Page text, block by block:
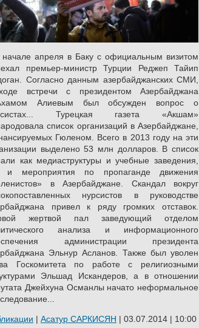
начале апреля в Баку с официальным визитом
премьер-министр Турции Реджеп Тайип
Согласно данным азербайджанских СМИ,
встречи с президентом Азербайджана
Алиевым был обсужден вопрос о
Турецкая газета «Акшам»
список организаций в Азербайджане,
Гюленом. Всего в 2013 году на эти
выделено 53 млн долларов. В список
как медиаструктуры и учебные заведения,
и мероприятия по пропаганде движения
в Азербайджане. Скандал вокруг
нурсистов в руководстве
привел к ряду громких отставок.
жертвой пал заведующий отделом
анализа и информационного
администрации президента
Эльнур Асланов. Также был уволен
Госкомитета по работе с религиозными
Эльшад Искандеров, а в отношении
Джейхуна Османлы начато неформальное
| Асатур САРКИСЯН | 03.07.2014 | 10:00